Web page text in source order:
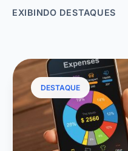
EXIBINDO DESTAQUES
DESTAQUE